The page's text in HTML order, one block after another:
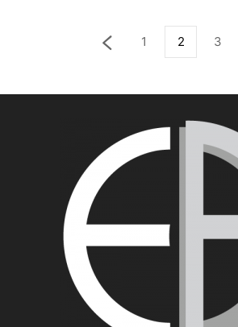
1 2 3